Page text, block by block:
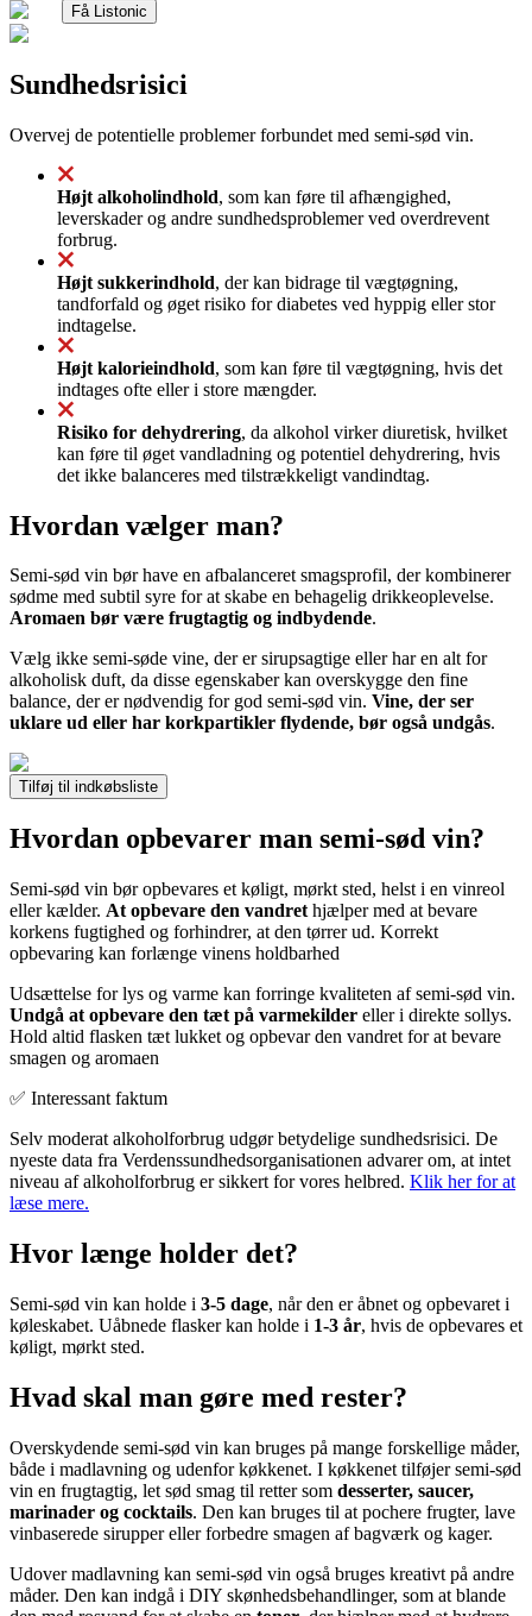
Få Listonic
Sundhedsrisici
Overvej de potentielle problemer forbundet med semi-sød vin.
Højt alkoholindhold, som kan føre til afhængighed,
leverskader og andre sundhedsproblemer ved overdrevent
forbrug.
Højt sukkerindhold, der kan bidrage til vægtøgning,
tandforfald og øget risiko for diabetes ved hyppig eller stor
indtagelse.
Højt kalorieindhold, som kan føre til vægtøgning, hvis det
indtages ofte eller i store mængder.
Risiko for dehydrering, da alkohol virker diuretisk, hvilket
kan føre til øget vandladning og potentiel dehydrering, hvis
det ikke balanceres med tilstrækkeligt vandindtag.
Hvordan vælger man?
Semi-sød vin bør have en afbalanceret smagsprofil, der kombinerer
sødme med subtil syre for at skabe en behagelig drikkeoplevelse.
Aromaen bør være frugtagtig og indbydende.
Vælg ikke semi-søde vine, der er sirupsagtige eller har en alt for
alkoholisk duft, da disse egenskaber kan overskygge den fine
balance, der er nødvendig for god semi-sød vin. Vine, der ser
uklare ud eller har korkpartikler flydende, bør også undgås.
Tilføj til indkøbsliste
Hvordan opbevarer man semi-sød vin?
Semi-sød vin bør opbevares et køligt, mørkt sted, helst i en vinreol
eller kælder. At opbevare den vandret hjælper med at bevare
korkens fugtighed og forhindrer, at den tørrer ud. Korrekt
opbevaring kan forlænge vinens holdbarhed
Udsættelse for lys og varme kan forringe kvaliteten af semi-sød vin.
Undgå at opbevare den tæt på varmekilder eller i direkte sollys.
Hold altid flasken tæt lukket og opbevar den vandret for at bevare
smagen og aromaen
✅ Interessant faktum
Selv moderat alkoholforbrug udgør betydelige sundhedsrisici. De
nyeste data fra Verdenssundhedsorganisationen advarer om, at intet
niveau af alkoholforbrug er sikkert for vores helbred. Klik her for at
læse mere.
Hvor længe holder det?
Semi-sød vin kan holde i 3-5 dage, når den er åbnet og opbevaret i
køleskabet. Uåbnede flasker kan holde i 1-3 år, hvis de opbevares et
køligt, mørkt sted.
Hvad skal man gøre med rester?
Overskydende semi-sød vin kan bruges på mange forskellige måder,
både i madlavning og udenfor køkkenet. I køkkenet tilføjer semi-sød
vin en frugtagtig, let sød smag til retter som desserter, saucer,
marinader og cocktails. Den kan bruges til at pochere frugter, lave
vinbaserede sirupper eller forbedre smagen af bagværk og kager.
Udover madlavning kan semi-sød vin også bruges kreativt på andre
måder. Den kan indgå i DIY skønhedsbehandlinger, som at blande